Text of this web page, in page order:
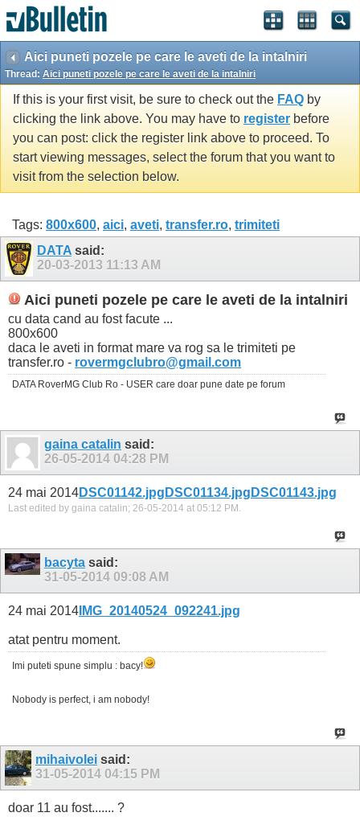
Aici puneti pozele pe care le aveti de la intalniri
Thread: Aici puneti pozele pe care le aveti de la intalniri
If this is your first visit, be sure to check out the FAQ by
clicking the link above. You may have to register before
you can post: click the register link above to proceed. To
start viewing messages, select the forum that you want to
visit from the selection below.
Tags: 800x600, aici, aveti, transfer.ro, trimiteti
DATAsaid:
20-03-2013 11:13 AM
Aici puneti pozele pe care le aveti de la intalniri
cu data cand au fost facute ...
800x600
daca le aveti in format mare va rog sa le trimiteti pe
transfer.ro - rovermgclubro@gmail.com
DATA RoverMG Club Ro - USER care doar pune date pe forum
gaina catalin said:
26-05-2014 04:28 PM
24 mai 2014DSC01142.jpg DSC01134.jpg DSC01143.jpg
Last edited by gaina catalin; 26-05-2014 at 05:12 PM .
bacyta said:
31-05-2014 09:08 AM
24 mai 2014 IMG_20140524_092241.jpg
atat pentru moment.
Imi puteti spune simplu : bacy!
Nobody is perfect, i am nobody!
mihaivolei said:
31-05-2014 04:15 PM
doar 11 au fost....... ?